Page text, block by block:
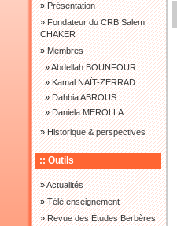
»Présentation
»Fondateur du CRB Salem
CHAKER
»Membres
»Abdellah BOUNFOUR
»Kamal NAÏT-ZERRAD
»Dahbia ABROUS
»Daniela MEROLLA
»Historique & perspectives
:: Outils
»Actualités
»Télé enseignement
»Revue des Études Berbères